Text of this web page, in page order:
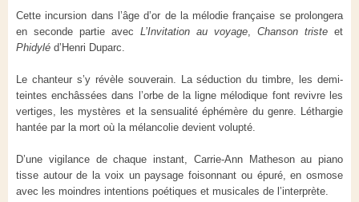
Cette incursion dans l’âge d’or de la mélodie française se prolongera
en seconde partie avec L’Invitation au voyage, Chanson triste et
Phidylé d’Henri Duparc.
Le chanteur s’y révèle souverain. La séduction du timbre, les demi-
teintes enchâssées dans l’orbe de la ligne mélodique font revivre les
vertiges, les mystères et la sensualité éphémère du genre. Léthargie
hantée par la mort où la mélancolie devient volupté.
D’une vigilance de chaque instant, Carrie-Ann Matheson au piano
tisse autour de la voix un paysage foisonnant ou épuré, en osmose
avec les moindres intentions poétiques et musicales de l’interprète.